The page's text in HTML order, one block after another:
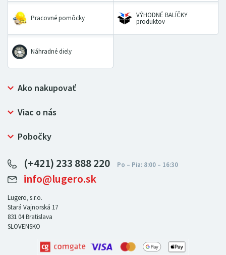
Pracovné pomôcky VÝHODNÉ BALÍČKY
produktov
Náhradné diely
Ako nakupovať
Prečo nakupovať u LUGERO
Ochrana osobných údajov
Viac o nás
Bezpečný nákup
Certifikát NATUR-PACK
Pre predajcov
Pobočky
LUGERO Nemecko
LUGERO Česká republika
LUGERO Maďarsko
LUGERO Rakousko
(+421) 233 888 220
info@lugero.sk
Lugero, s.r.o.
Stará Vajnorská 17
831 04Bratislava
SLOVENSKO